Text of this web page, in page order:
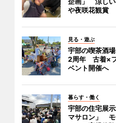
や夜咲花観賞
見る・遊ぶ
宇部の喫茶酒場
2周年 古着×
ベント開催へ
暮らす・働く
宇部の住宅展
マサロン」 モ